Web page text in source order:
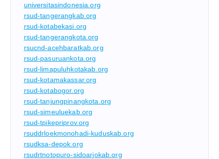
universitasindonesia.org
rsud-tangerangkab.org
rsud-kotabekasi.org
rsud-tangerangkota.org
rsucnd-acehbaratkab.org
rsud-pasuruankota.org
rsud-limapuluhkotakab.org
rsud-kotamakassar.org
rsud-kotabogor.org
rsud-tanjungpinangkota.org
rsud-simeuluekab.org
rsud-tpikepriprov.org
rsuddrloekmonohadi-kuduskab.org
rsudksa-depok.org
rsudrtnotopuro-sidoarjokab.org